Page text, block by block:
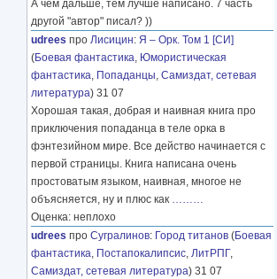
А чем дальше, тем лучше написано. 7 часть
другой "автор" писал? ))
udrees про Лисицин: Я – Орк. Том 1 [СИ]
(Боевая фантастика, Юмористическая
фантастика, Попаданцы, Самиздат, сетевая
литература) 31 07
Хорошая такая, добрая и наивная книга про
приключения попаданца в теле орка в
фэнтезийном мире. Все действо начинается с
первой страницы. Книга написана очень
простоватым языком, наивная, многое не
объясняется, ну и плюс как ………
Оценка: неплохо
udrees про Сугралинов: Город титанов (Боевая
фантастика, Постапокалипсис, ЛитРПГ,
Самиздат, сетевая литература) 31 07